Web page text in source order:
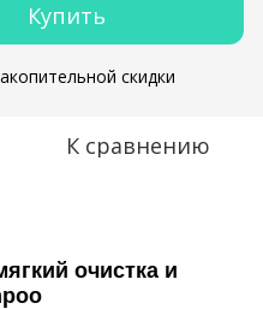
Купить
скидки
К сравнению
очистка и